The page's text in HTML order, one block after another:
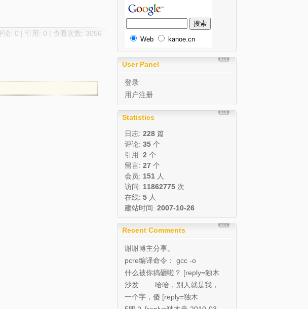
论: 0 | 引用: 0 | 查看次数: 3056
Web kanoe.cn
User Panel
登录
用户注册
Statistics
日志: 228 篇
评论: 35 个
引用: 2 个
留言: 27 个
会员: 151 人
访问: 11862775 次
在线: 5 人
建站时间: 2007-10-26
Recent Comments
谢谢博主分享。
pcre编译命令： gcc -o
pcre_de...
什么被你搞砸啦？ [reply=独木
舟,2010...
沙发…… 哈哈，别人就是我，
帮忙种草的…… 我...
一个字，傻 [reply=独木
舟,2010-03...